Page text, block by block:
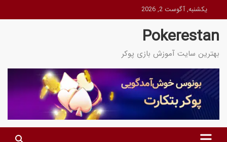
to
content
یکشنبه, آگوست 2, 2026
Pokerestan
بهترین سایت آموزش بازی پوکر